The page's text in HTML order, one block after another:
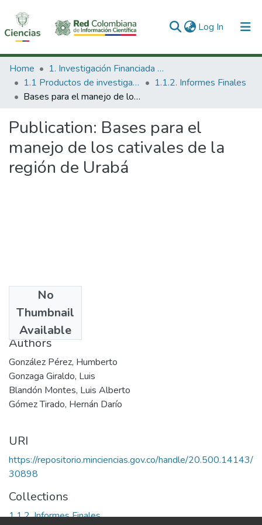
Log In (current)
Communities & Collections
All of DSpace
Home
1. Investigación Financiada con Recursos Públicos
1.1 Productos de investigación
1.1.2. Informes Finales
Bases para el manejo de los cativales de la región de Urabá
Publication: Bases para el
manejo de los cativales de la
región de Urabá
No
Thumbnail
Available
1992
Authors
González Pérez, Humberto
Gonzaga Giraldo, Luis
Blandón Montes, Luis Alberto
Gómez Tirado, Hernán Darío
URI
https://repositorio.minciencias.gov.co/handle/20.500.14143/
30898
Collections
1.1.2. Informes Finales